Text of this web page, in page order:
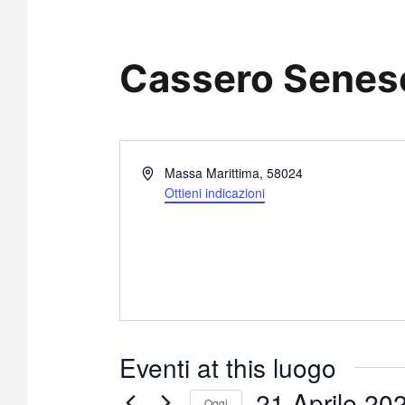
Cassero
I
Massa Marittima, 58024
Ottieni indicazioni
Eventi at this luogo